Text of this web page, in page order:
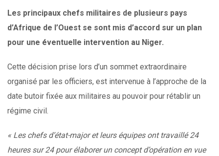
Les principaux chefs militaires de plusieurs pays
d’Afrique de l’Ouest se sont mis d’accord sur un plan
pour une éventuelle intervention au Niger.
Cette décision prise lors d’un sommet extraordinaire
organisé par les officiers, est intervenue à l’approche de la
date butoir fixée aux militaires au pouvoir pour rétablir un
régime civil.
« Les chefs d’état-major et leurs équipes ont travaillé 24
heures sur 24 pour élaborer un concept d’opération en vue